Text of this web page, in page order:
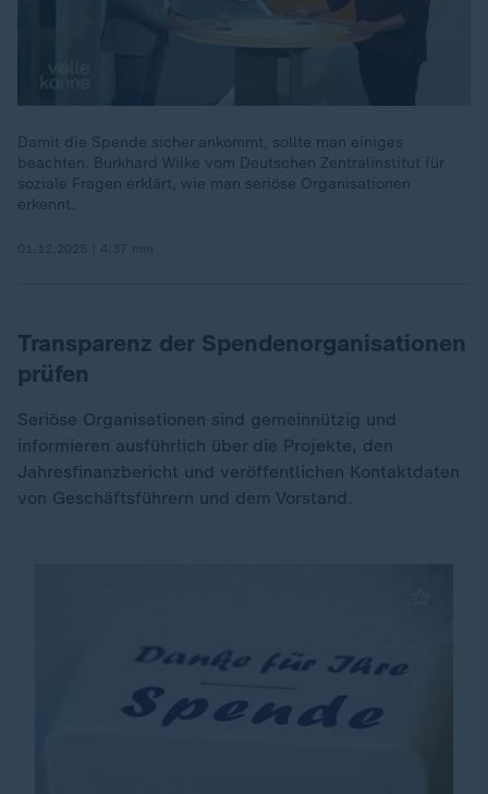
Damit die Spende sicher ankommt, sollte man einiges
beachten. Burkhard Wilke vom Deutschen Zentralinstitut für
soziale Fragen erklärt, wie man seriöse Organisationen
erkennt.
Transparenz der Spendenorganisationen
prüfen
Seriöse Organisationen sind gemeinnützig und
informieren ausführlich über die Projekte, den
Jahresfinanzbericht und veröffentlichen Kontaktdaten
von Geschäftsführern und dem Vorstand.